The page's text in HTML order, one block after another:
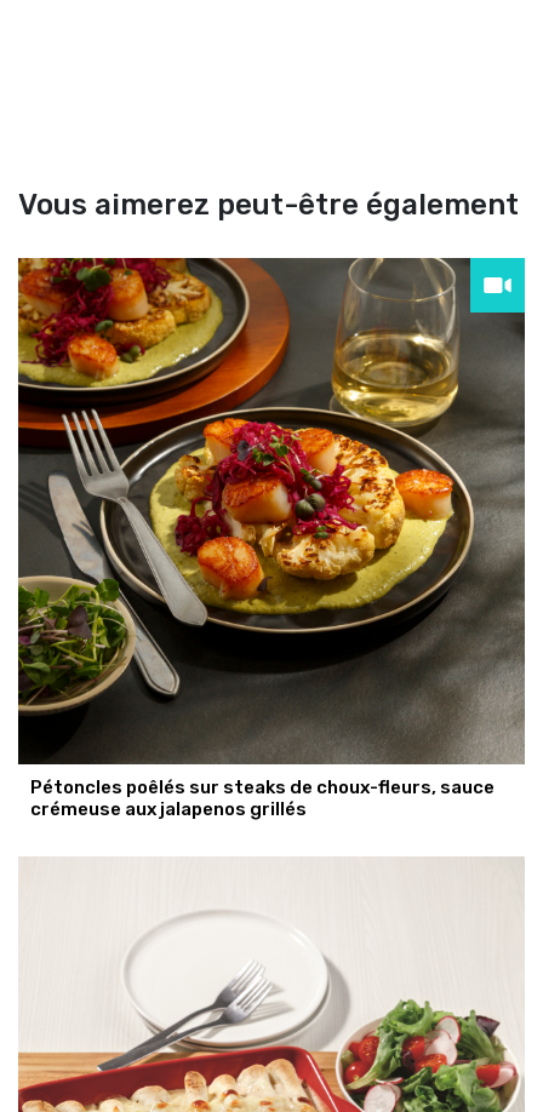
Vous aimerez peut-être également
Pétoncles poêlés sur steaks de choux-fleurs, sauce
crémeuse aux jalapenos grillés